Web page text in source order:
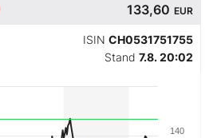
133,60 EUR
ISIN CH0531751755
Stand 7.8. 20:02
140